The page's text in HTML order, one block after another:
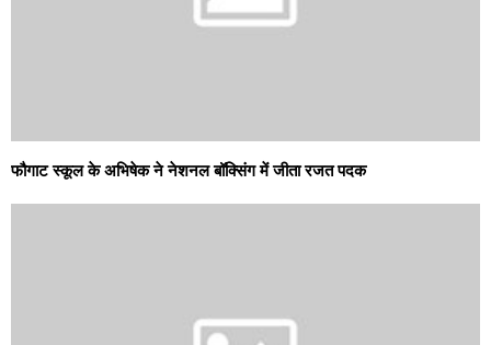
फौगाट स्कूल के अभिषेक ने नेशनल बॉक्सिंग में जीता रजत पदक